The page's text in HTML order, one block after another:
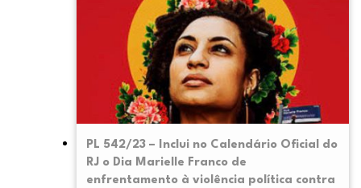
PL 542/23 – Inclui no Calendário Oficial do
RJ o Dia Marielle Franco de
enfrentamento à violência política contra